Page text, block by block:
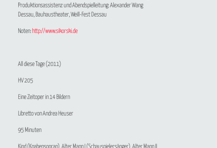
Produktionsassistenz und Abendspielleitung: Alexander Wang
Dessau, Bauhaustheater, Weill-Fest Dessau
Noten: http://www.sikorski.de
All diese Tage(2011)
HV 205
Eine Zeitoper in 14 Bildern
Libretto von Andrea Heuser
95 Minuten